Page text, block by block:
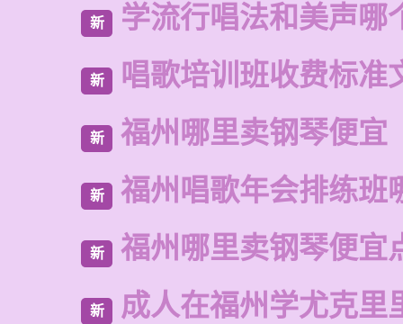
新 学流行唱法和美声哪
新 唱歌培训班收费标准
新 福州哪里卖钢琴便宜
新 福州唱歌年会排练班
新 福州哪里卖钢琴便宜
新 成人在福州学尤克里